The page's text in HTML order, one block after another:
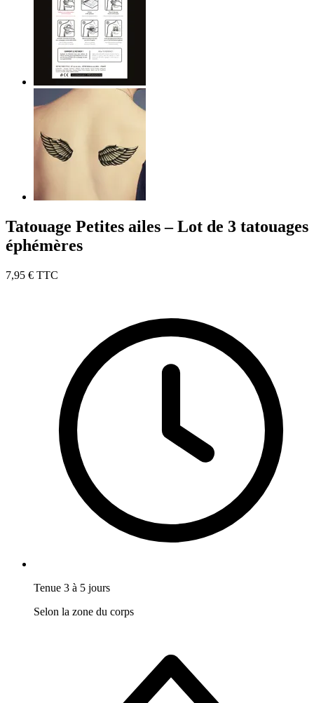
Tatouage Petites ailes – Lot de 3 tatouages
éphémères
7,95 € TTC
Tenue 3 à 5 jours
Selon la zone du corps